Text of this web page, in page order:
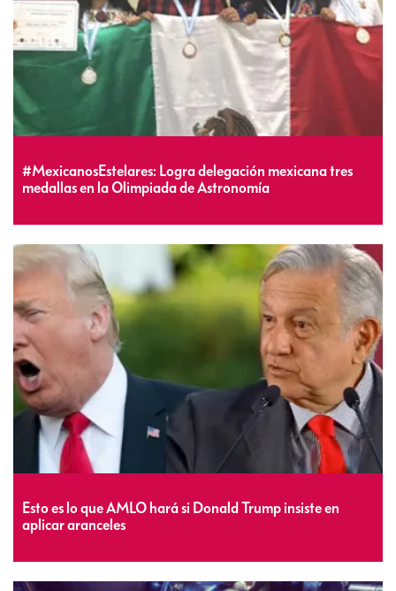
#MexicanosEstelares: Logra delegación mexicana tres
medallas en la Olimpiada de Astronomía
Esto es lo que AMLO hará si Donald Trump insiste en
aplicar aranceles